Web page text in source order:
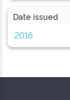
Date issued
2016